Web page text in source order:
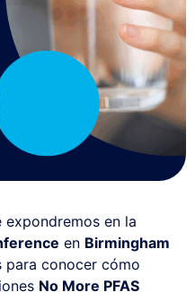
expondremos en la
en Birmingham
para conocer cómo
No More PFAS